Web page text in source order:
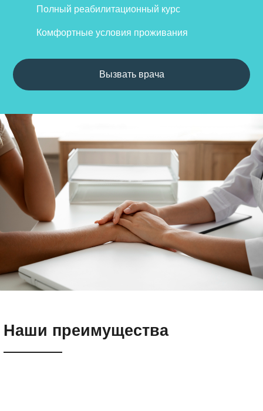
Полный реабилитационный курс
Комфортные условия проживания
Вызвать врача
Наши преимущества